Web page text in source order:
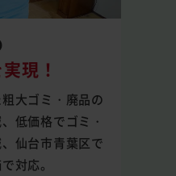
現！
大ゴミ・廃品の
低価格でゴミ・
仙台市青葉区で
対応。